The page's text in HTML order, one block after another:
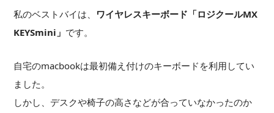
私のベストバイは、 ワイヤレスキーボード「ロジクールMX
KEYSmini」 です。
自宅のmacbookは最初備え付けのキーボードを利用してい
ました。
しかし、デスクや椅子の高さなどが合っていなかったのか